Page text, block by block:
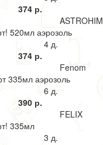
374 р.
ASTROHIM
520мл аэрозоль
4 д.
374 р.
Fenom
335мл аэрозоль
6 д.
390 р.
FELIX
335мл
3 д.